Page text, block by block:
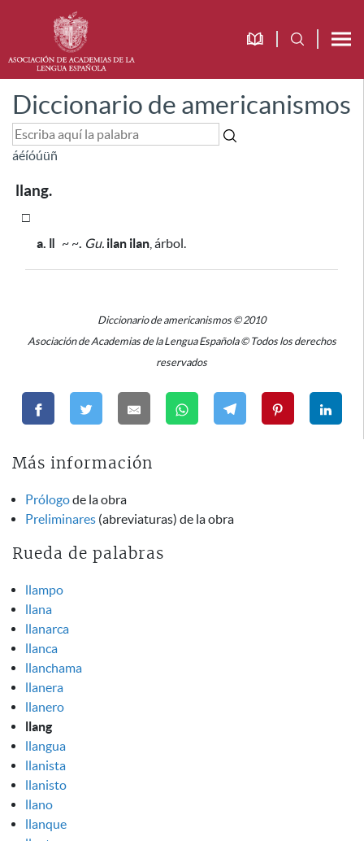
Diccionario de americanismos
áéíóúüñ
llang.
□
a. ǁ ~ ~. Gu. ilan ilan , árbol.
Diccionario de americanismos © 2010
Asociación de Academias de la Lengua Española © Todos los derechos
reservados
Más información
Prólogode la obra
Preliminares (abreviaturas) de la obra
Rueda de palabras
llampo
llana
llanarca
llanca
llanchama
llanera
llanero
llang
llangua
llanista
llanisto
llano
llanque